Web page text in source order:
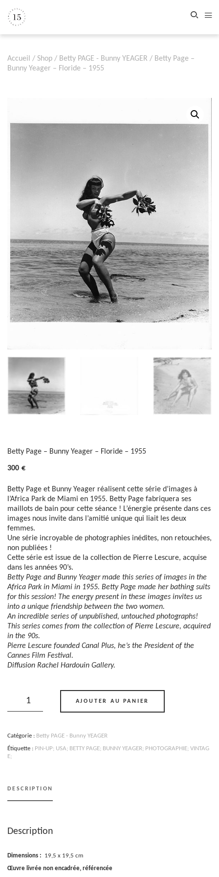
Accueil / Shop / Betty PAGE - Bunny YEAGER / Betty Page –
Bunny Yeager – Floride – 1955
Betty Page – Bunny Yeager – Floride – 1955
300 €
Betty Page et Bunny Yeager réalisent cette série d’images à
l’Africa Park de Miami en 1955. Betty Page fabriquera ses
maillots de bain pour cette séance ! L’énergie présente dans ces
images nous invite dans l’amitié unique qui liait les deux
femmes.
Une série incroyable de photographies inédites, non retouchées,
non publiées !
Cette série est issue de la collection de Pierre Lescure, acquise
dans les années 90’s.
Betty Page and Bunny Yeagermade this series of images in the
Africa Park in Miami in 1955. Betty Page made her bathing suits
for this session! The energy present in these images invites us
into a unique friendship between the two women.
An incredible series of unpublished, untouched photographs!
This series comes from the collection of Pierre Lescure, acquired
in the 90s.
Pierre Lescure founded Canal Plus, he’s the President of the
Cannes Film Festival.
Diffusion Rachel Hardouin Gallery.
Bunny
Yeager
-
Floride
AJOUTER AU PANIER
Catégorie : Betty PAGE - Bunny YEAGER
Étiquette : PIN-UP; USA; BETTY PAGE; BUNNY YEAGER; PHOTOGRAPHIE; VINTAG
E;
DESCRIPTION
Description
Dimensions :
19,5 x 19,5 cm
Œuvre livrée non encadrée, référencée